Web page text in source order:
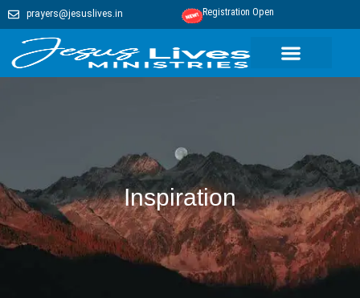
prayers@jesuslives.in Registration Open
Inspiration